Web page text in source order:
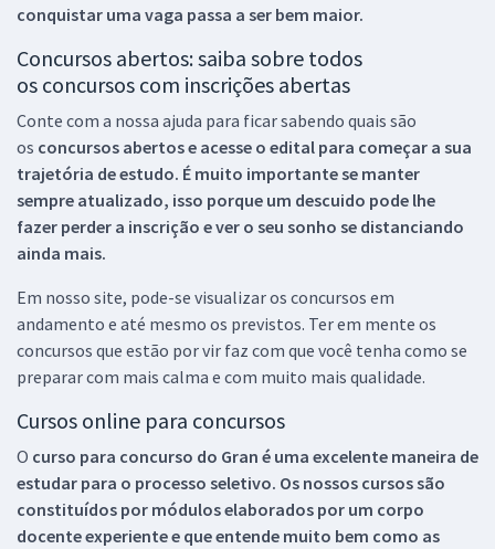
conquistar uma vaga passa a ser bem maior.
Concursos abertos: saiba sobre todos
os concursos com inscrições abertas
Conte com a nossa ajuda para ficar sabendo quais são
os concursos abertos e acesse o edital para começar a sua
trajetória de estudo. É muito importante se manter
sempre atualizado, isso porque um descuido pode lhe
fazer perder a inscrição e ver o seu sonho se distanciando
ainda mais.
Em nosso site, pode-se visualizar os concursos em
andamento e até mesmo os previstos. Ter em mente os
concursos que estão por vir faz com que você tenha como se
preparar com mais calma e com muito mais qualidade.
Cursos online para concursos
O curso para concurso do Gran é uma excelente maneira de
estudar para o processo seletivo. Os nossos cursos são
constituídos por módulos elaborados por um corpo
docente experiente e que entende muito bem como as